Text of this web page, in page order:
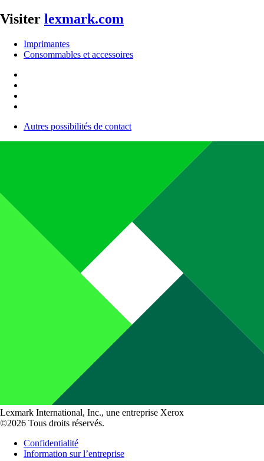
Visiter lexmark.com
Imprimantes
Consommables et accessoires
Autres possibilités de contact
Lexmark International, Inc., une entreprise Xerox
©2026 Tous droits réservés.
Confidentialité
Information sur l’entreprise